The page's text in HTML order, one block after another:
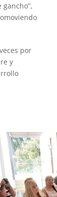
por
y